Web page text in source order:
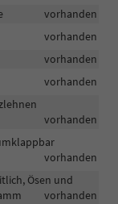
vorhanden
vorhanden
vorhanden
vorhanden
vorhanden
vorhanden
Ösen und
vorhanden